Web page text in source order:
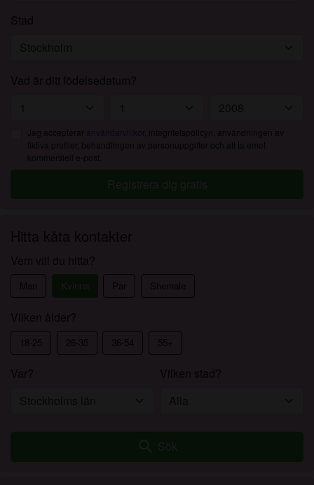
Stad
Vad är ditt födelsedatum?
Jag accepterar användarvillkor
, integritetspolicyn, användningen av
fiktiva profiler, behandlingen av personuppgifter och att ta emot
kommersiell e-post.
Hitta kåta kontakter
Vem vill du hitta?
Man Par Shemale
Vilken ålder?
18-25 26-35 36-54 55+
Var? Vilken stad?